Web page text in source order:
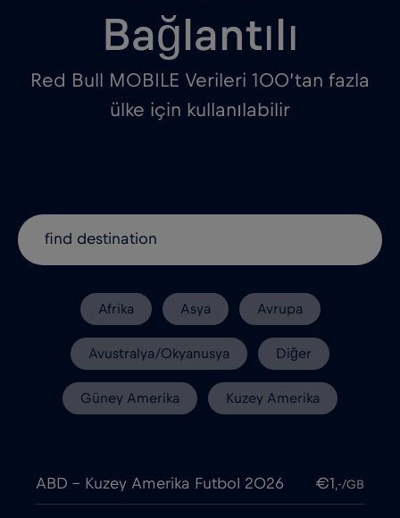
Bağlantılı
Red Bull MOBILE Verileri 100’tan fazla
ülke için kullanılabilir
Afrika Asya Avrupa
Avustralya/Okyanusya Diğer
Güney Amerika Kuzey Amerika
ABD - Kuzey Amerika Futbol 2026 €1 ,-/GB